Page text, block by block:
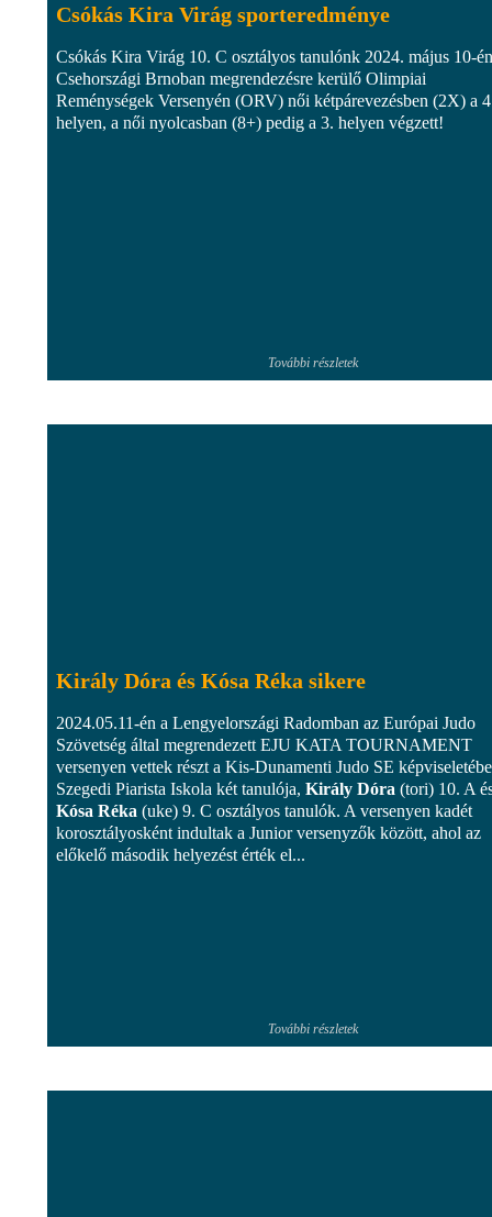
Csókás Kira Virág sporteredménye
Csókás Kira Virág 10. C osztályos tanulónk 2024. május 10-én
Csehországi Brnoban megrendezésre kerülő Olimpiai
Reménységek Versenyén (ORV) női kétpárevezésben (2X) a
helyen, a női nyolcasban (8+) pedig a 3. helyen végzett!
További részletek
Király Dóra és Kósa Réka sikere
2024.05.11-én a Lengyelországi Radomban az Európai Judo
Szövetség által megrendezett EJU KATA TOURNAMENT
versenyen vettek részt a Kis-Dunamenti Judo SE
Szegedi Piarista Iskola két tanulója, Király Dóra (tori) 10. A
Kósa Réka (uke) 9. C osztályos tanulók. A versenyen kadét
korosztályosként indultak a Junior versenyzők között, ahol az
előkelő második helyezést érték el...
További részletek